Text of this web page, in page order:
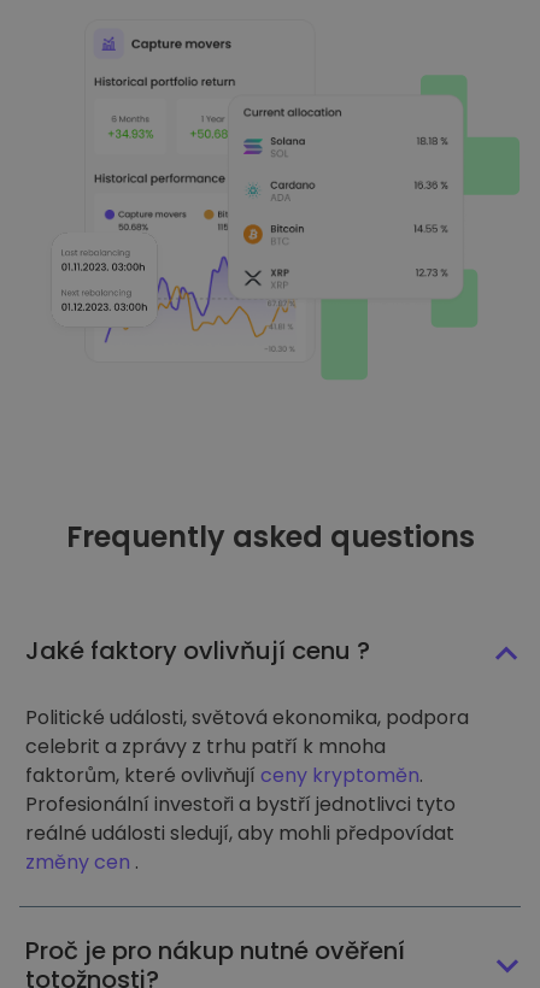
Frequently asked questions
Jaké faktory ovlivňují cenu ?
Politické události, světová ekonomika, podpora
celebrit a zprávy z trhu patří k mnoha
faktorům, které ovlivňují ceny kryptoměn.
Profesionální investoři a bystří jednotlivci tyto
reálné události sledují, aby mohli předpovídat
změny cen .
Proč je pro nákup nutné ověření
totožnosti?